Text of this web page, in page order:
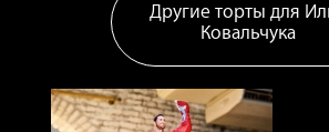
Другие торты для
Ковальчука